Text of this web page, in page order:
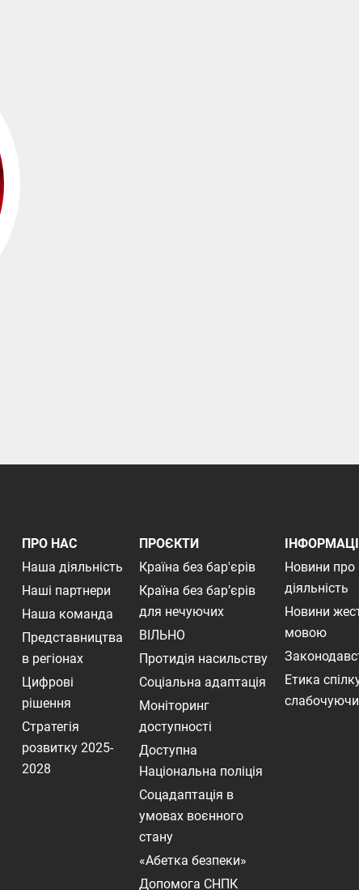
ПРО НАС
Наша діяльність
Наші партнери
Наша команда
Представництва
в регіонах
Цифрові
рішення
Стратегія
розвитку 2025-
2028
ПРОЄКТИ
Країна без бар'єрів
Країна без бар’єрів
для нечуючих
ВІЛЬНО
Протидія насильству
Соціальна адаптація
Моніторинг
доступності
Доступна
Національна поліція
Соцадаптація в
умовах воєнного
стану
«Абетка безпеки»
Допомога СНПК
Новини
діяльність
Новини
мовою
Етика